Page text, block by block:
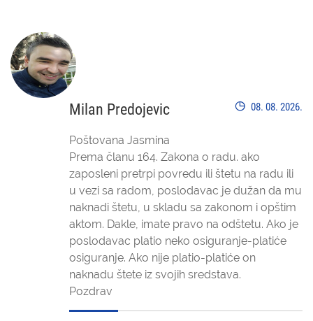
Milan Predojevic 08. 08. 2026.
Poštovana Jasmina
Prema članu 164. Zakona o radu. ako
zaposleni pretrpi povredu ili štetu na radu ili
u vezi sa radom, poslodavac je dužan da mu
naknadi štetu, u skladu sa zakonom i opštim
aktom. Dakle, imate pravo na odštetu. Ako je
poslodavac platio neko osiguranje-platiće
osiguranje. Ako nije platio-platiće on
naknadu štete iz svojih sredstava.
Pozdrav